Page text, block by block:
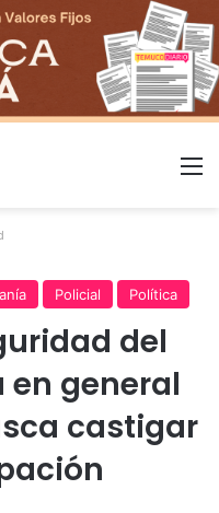
Policial Política
del
en general
castigar